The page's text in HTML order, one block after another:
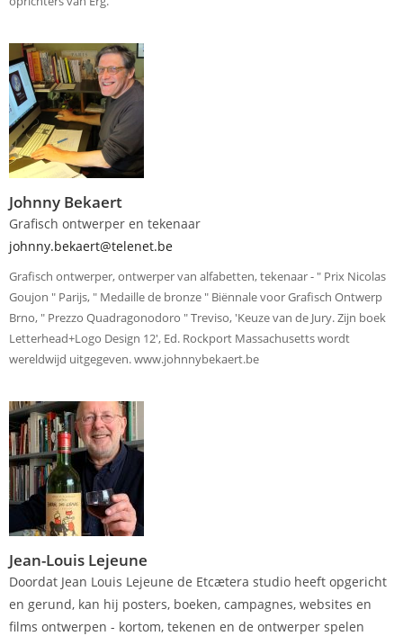
Johnny Bekaert
Grafisch ontwerper en tekenaar
johnny.bekaert@telenet.be
Grafisch ontwerper, ontwerper van alfabetten, tekenaar - " Prix Nicolas
Goujon " Parijs, " Medaille de bronze " Biënnale voor Grafisch Ontwerp
Brno, " Prezzo Quadragonodoro " Treviso, 'Keuze van de Jury. Zijn boek
Letterhead+Logo Design 12', Ed. Rockport Massachusetts wordt
wereldwijd uitgegeven. www.johnnybekaert.be
Jean-Louis Lejeune
Doordat Jean Louis Lejeune de Etcætera studio heeft opgericht
en gerund, kan hij posters, boeken, campagnes, websites en
films ontwerpen - kortom, tekenen en de ontwerper spelen